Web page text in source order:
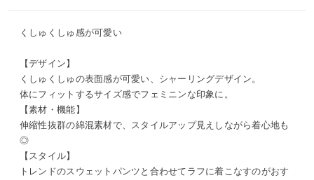
くしゅくしゅ感が可愛い
【デザイン】
くしゅくしゅの表面感が可愛い、シャーリングデザイン。
体にフィットするサイズ感でフェミニンな印象に。
【素材・機能】
伸縮性抜群の綿混素材で、スタイルアップ見えしながら着心地も
◎
【スタイル】
トレンドのスウェットパンツと合わせてラフに着こなすのがおす